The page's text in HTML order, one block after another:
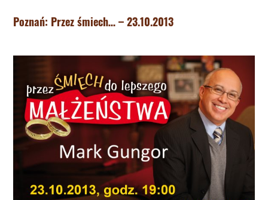
Poznań: Przez śmiech… – 23.10.2013